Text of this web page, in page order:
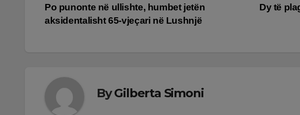
Lëvizje
Dy të
Po punonte në ullishte, humbet jetën
aksidentalisht 65-vjeçari në Lushnjë
ByGilberta Simoni